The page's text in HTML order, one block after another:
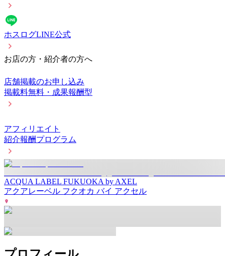
ホスログLINE公式
お店の方・紹介者の方へ
店舗掲載のお申し込み
掲載料無料・成果報酬型
アフィリエイト
紹介報酬プログラム
ACQUA LABEL FUKUOKA by AXEL
アクアレーベル フクオカ バイ アクセル